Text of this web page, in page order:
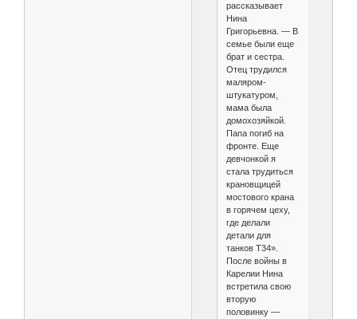
рассказывает
Нина
Григорьевна. — В
семье были еще
брат и сестра.
Отец трудился
маляром­
штукатуром,
мама была
домохозяйкой.
Папа погиб на
фронте. Еще
девчонкой я
стала трудиться
крановщицей
мостового крана
в горячем цеху,
где делали
детали для
танков Т­34».
После войны в
Карелии Нина
встретила свою
вторую
половинку —